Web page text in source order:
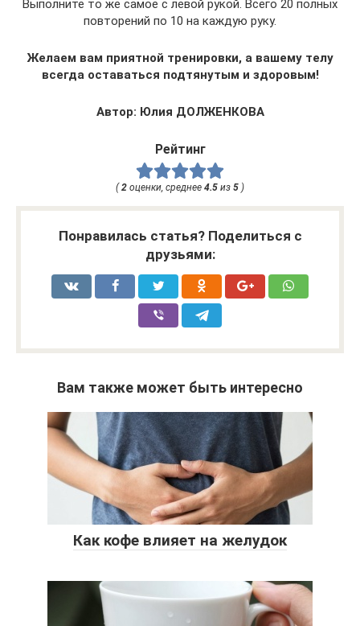
Выполните то же самое с левой рукой. Всего 20 полных
повторений по 10 на каждую руку.
Желаем вам приятной тренировки, а вашему телу
всегда оставаться подтянутым и здоровым!
Автор: Юлия ДОЛЖЕНКОВА
Рейтинг
( 2 оценки, среднее 4.5 из 5 )
Понравилась статья? Поделиться с
друзьями:
Вам также может быть интересно
Как кофе влияет на желудок